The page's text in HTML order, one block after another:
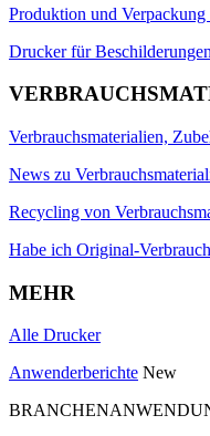
Produktion und
Drucker für Beschilderungen
Verbrauchsmaterialien,
News zu
Recycling von
Habe ich Original-
MEHR
Alle Drucker
Anwenderberichte New